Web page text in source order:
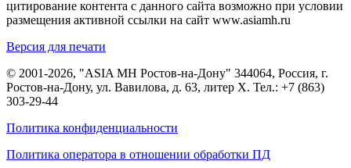
цитирование контента с данного сайта возможно при условии
размещения активной ссылки на сайт www.asiamh.ru
Версия для печати
© 2001-2026, "ASIA MH Ростов-на-Дону" 344064, Россия, г.
Ростов-на-Дону, ул. Вавилова, д. 63, литер Х. Тел.: +7 (863)
303-29-44
Политика конфиденциальности
Политика оператора в отношении обработки ПД